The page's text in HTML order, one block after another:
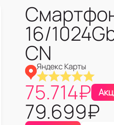
16/
CN
Яндекс Карты
75.714₽
79.699₽